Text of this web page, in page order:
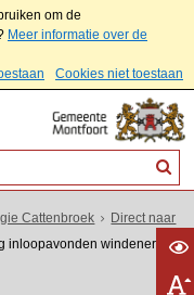
om de
Meer informatie over de
Cookies niet toestaan
Cattenbroek
Direct naar
inloopavonden windenergie